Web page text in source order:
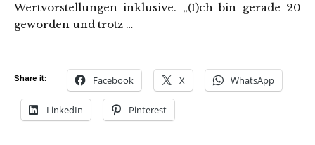
Wertvorstellungen inklusive. „(I)ch bin gerade 20
geworden und trotz …
Share it: Facebook X WhatsApp
LinkedIn Pinterest